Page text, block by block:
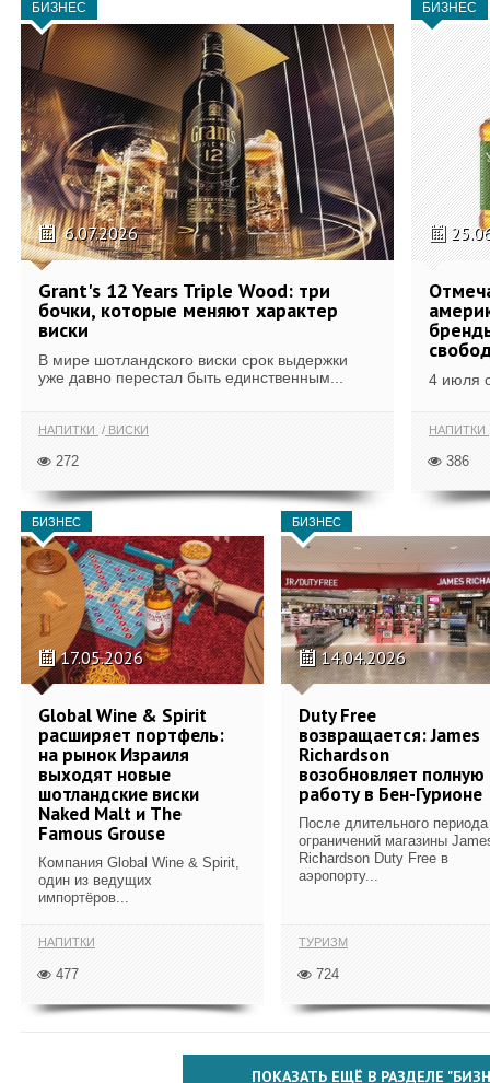
БИЗНЕС
6.07.2026
Grant's 12 Years Triple Wood: три
бочки, которые меняют характер
виски
В мире шотландского виски срок выдержки
уже давно перестал быть единственным...
НАПИТКИ ВИСКИ
272
БИЗНЕС
4 июля
НАПИТКИ
386
БИЗНЕС
17.05.2026
Global Wine & Spirit
расширяет портфель:
на рынок Израиля
выходят новые
шотландские виски
Naked Malt и The
Famous Grouse
Компания Global Wine & Spirit,
один из ведущих
импортёров...
НАПИТКИ
477
БИЗНЕС
14.04.2026
Duty Free
возвращается: James
Richardson
возобновляет полную
работу в Бен-Гурионе
После длительного периода
ограничений магазины
Richardson Duty Free в
аэропорту...
ТУРИЗМ
724
ПОКАЗАТЬ ЕЩЁ В РАЗДЕЛЕ